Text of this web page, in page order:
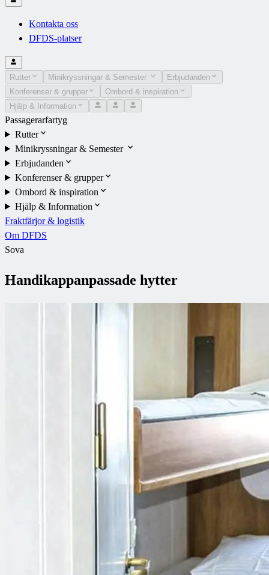
Kontakta oss
DFDS-platser
Rutter Minikryssningar & Semester
Erbjudanden
Konferenser & grupper
Ombord & inspiration
Hjälp & Information
Passagerarfartyg
Rutter
Minikryssningar & Semester
Erbjudanden
Konferenser & grupper
Ombord & inspiration
Hjälp & Information
Fraktfärjor & logistik
Om DFDS
Sova
Handikappanpassade hytter